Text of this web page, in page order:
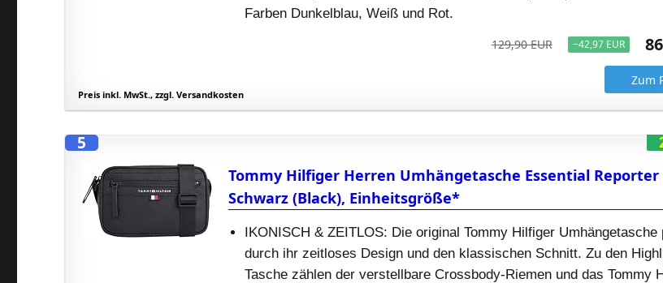
Farben Dunkelblau, Weiß und Rot.
129,90 EUR −42,97 EUR
Zum
Preis inkl. MwSt., zzgl. Versandkosten
5
Tommy Hilfiger Herren Umhängetasche Essential Reporter
Schwarz (Black), Einheitsgröße*
IKONISCH & ZEITLOS: Die original Tommy Hilfiger Umhängetasche
durch ihr zeitloses Design und den klassischen Schnitt. Zu den
Tasche zählen der verstellbare Crossbody-Riemen und das Tommy